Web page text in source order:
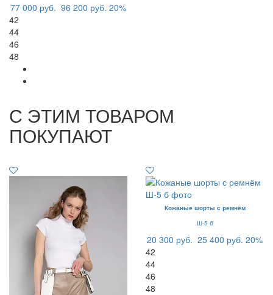
77 000 руб. 96 200 руб. 20%
42
44
46
48
С ЭТИМ ТОВАРОМ
ПОКУПАЮТ
Кожаные шорты с ремнём
Ш-5 б
20 300 руб. 25 400 руб. 20%
42
44
46
48